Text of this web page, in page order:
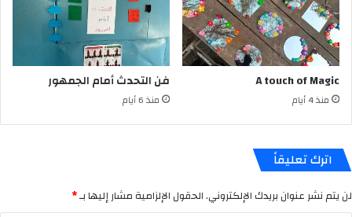
A touch of Magic
منذ 4 أيام
فن التحدث أمام الجمهور
منذ 6 أيام
اترك تعليقاً
لن يتم نشر عنوان بريدك الإلكتروني.الحقول الإلزامية مشار إليها بـ*